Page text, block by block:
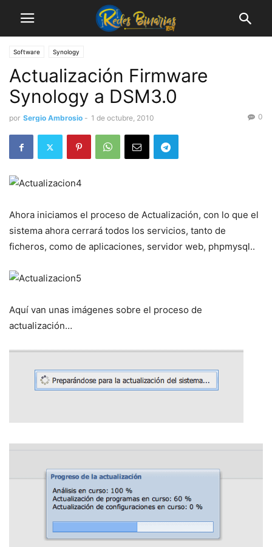
Software Synology
Actualización Firmware
Synology a DSM3.0
por Sergio Ambrosio - 1 de octubre, 2010 0
Ahora iniciamos el proceso de Actualización, con lo que el
sistema ahora cerrará todos los servicios, tanto de
ficheros, como de aplicaciones, servidor web, phpmysql..
Aquí van unas imágenes sobre el proceso de
actualización…